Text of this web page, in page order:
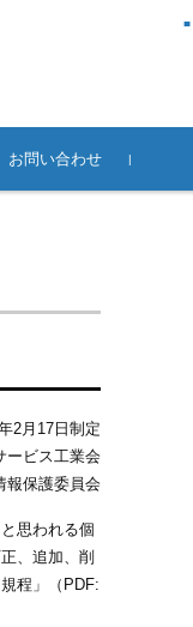
お問い合わせ
2月17日制定
ービス工業会
報保護委員会
思われる個
、追加、削
程」（PDF: